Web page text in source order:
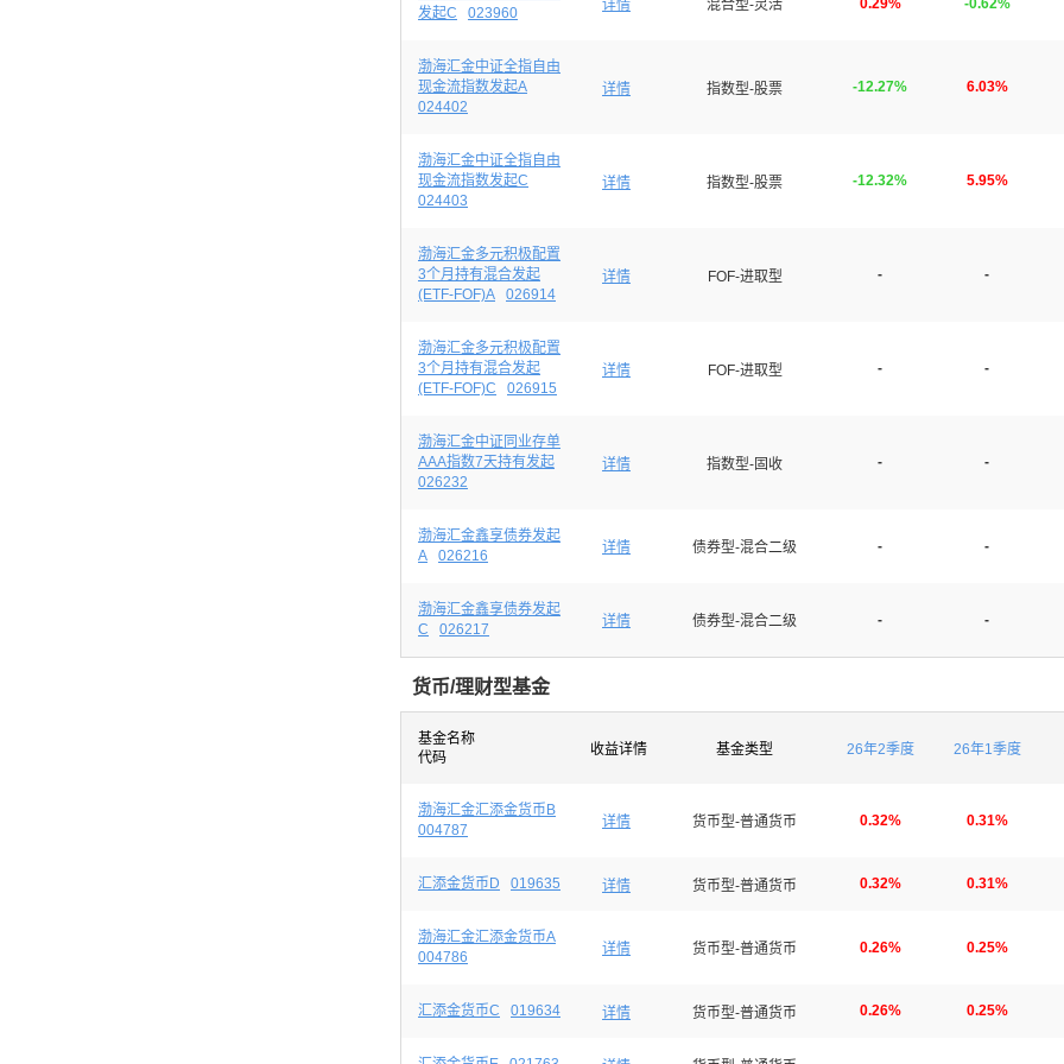
发起C
023960 详情 混合型-灵活 0.29% -0.62%
渤海汇金中证全指自由
现金流指数发起A
024402
详情 指数型-股票 -12.27% 6.03%
渤海汇金中证全指自由
现金流指数发起C
024403
详情 指数型-股票 -12.32% 5.95%
渤海汇金多元积极配置
3个月持有混合发起
(ETF-FOF)A
026914
详情 FOF-进取型 - -
渤海汇金多元积极配置
3个月持有混合发起
(ETF-FOF)C
026915
详情 FOF-进取型 - -
渤海汇金中证同业存单
AAA指数7天持有发起
026232
详情 指数型-固收 - -
渤海汇金鑫享债券发起
A
026216 详情 债券型-混合二级 - -
渤海汇金鑫享债券发起
C
026217 详情 债券型-混合二级 - -
货币/理财型基金
基金名称
代码
收益详情 基金类型 26年2季度 26年1季度
渤海汇金汇添金货币B
004787
详情 货币型-普通货币 0.32% 0.31%
汇添金货币D 019635 详情 货币型-普通货币 0.32% 0.31%
渤海汇金汇添金货币A
004786
详情 货币型-普通货币 0.26% 0.25%
汇添金货币C 019634 详情 货币型-普通货币 0.26% 0.25%